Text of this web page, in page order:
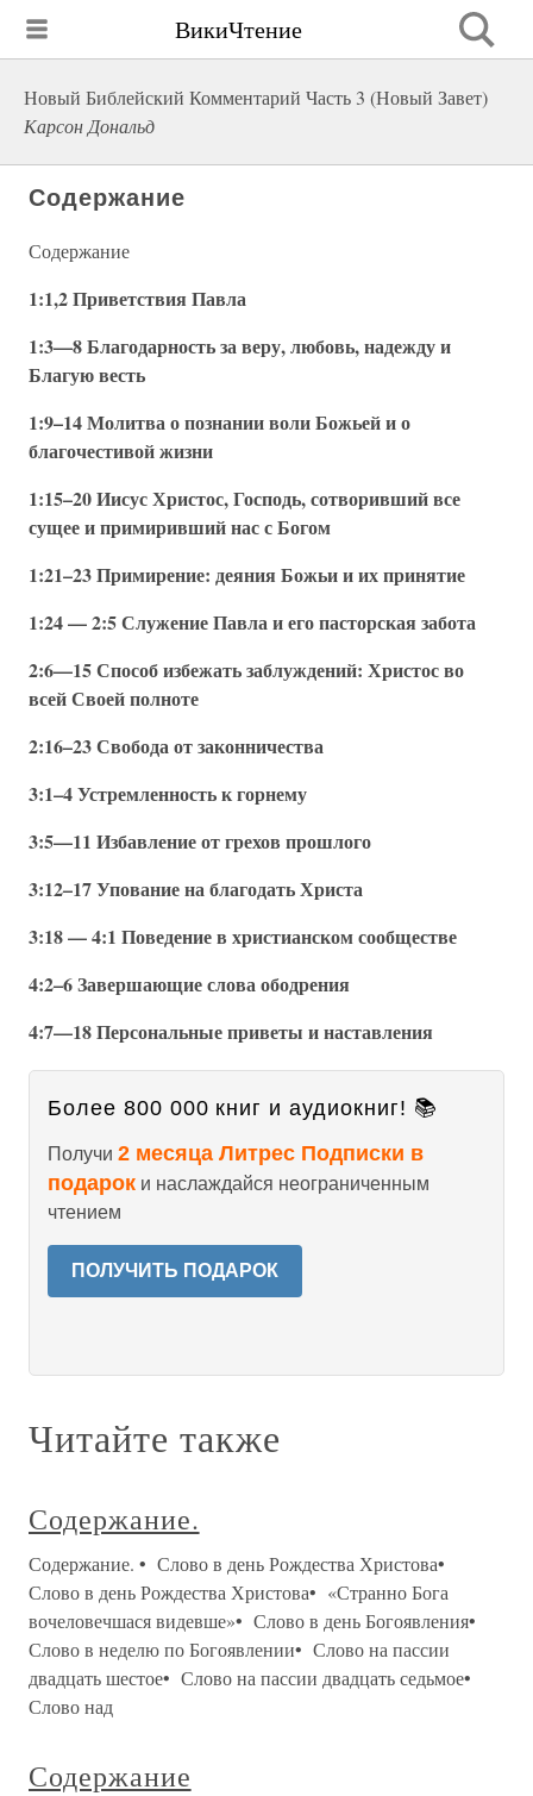
ВикиЧтение
Новый Библейский Комментарий Часть 3 (Новый Завет)
Карсон Дональд
Содержание
Содержание
1:1,2 Приветствия Павла
1:3—8 Благодарность за веру, любовь, надежду и
Благую весть
1:9–14 Молитва о познании воли Божьей и о
благочестивой жизни
1:15–20 Иисус Христос, Господь, сотворивший все
сущее и примиривший нас с Богом
1:21–23 Примирение: деяния Божьи и их принятие
1:24 — 2:5 Служение Павла и его пасторская забота
2:6—15 Способ избежать заблуждений: Христос во
всей Своей полноте
2:16–23 Свобода от законничества
3:1–4 Устремленность к горнему
3:5—11 Избавление от грехов прошлого
3:12–17 Упование на благодать Христа
3:18 — 4:1 Поведение в христианском сообществе
4:2–6 Завершающие слова ободрения
4:7—18 Персональные приветы и наставления
Более 800 000 книг и аудиокниг! 📚
Получи 2 месяца Литрес Подписки в
подарок и наслаждайся неограниченным
чтением
ПОЛУЧИТЬ ПОДАРОК
Читайте также
Содержание.
Содержание. • Слово в день Рождества Христова•
Слово в день Рождества Христова• «Странно Бога
вочеловечшася видев­ше»• Слово в день Богоявления•
Слово в неделю по Богоявлении• Слово на пассии
двадцать шестое• Слово на пассии двадцать седьмое•
Слово над
Содержание